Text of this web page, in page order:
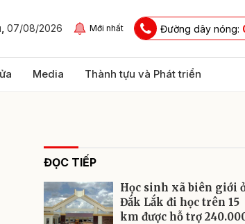
07/08/2026 Mới nhất Đường dây nóng:
Media Thành tựu và Phát triển
ĐỌC TIẾP
Học sinh xã biên giới
Đắk Lắk đi học trên 15
km được hỗ trợ